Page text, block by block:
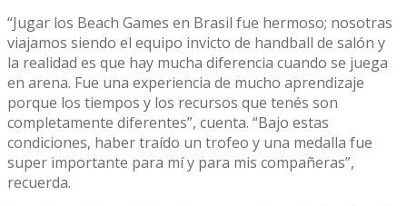
“Jugar los Beach Games en Brasil fue hermoso; nosotras
viajamos siendo el equipo invicto de handball de salón y
la realidad es que hay mucha diferencia cuando se juega
en arena. Fue una experiencia de mucho aprendizaje
porque los tiempos y los recursos que tenés son
completamente diferentes”, cuenta. “Bajo estas
condiciones, haber traído un trofeo y una medalla fue
super importante para mí y para mis compañeras”,
recuerda.